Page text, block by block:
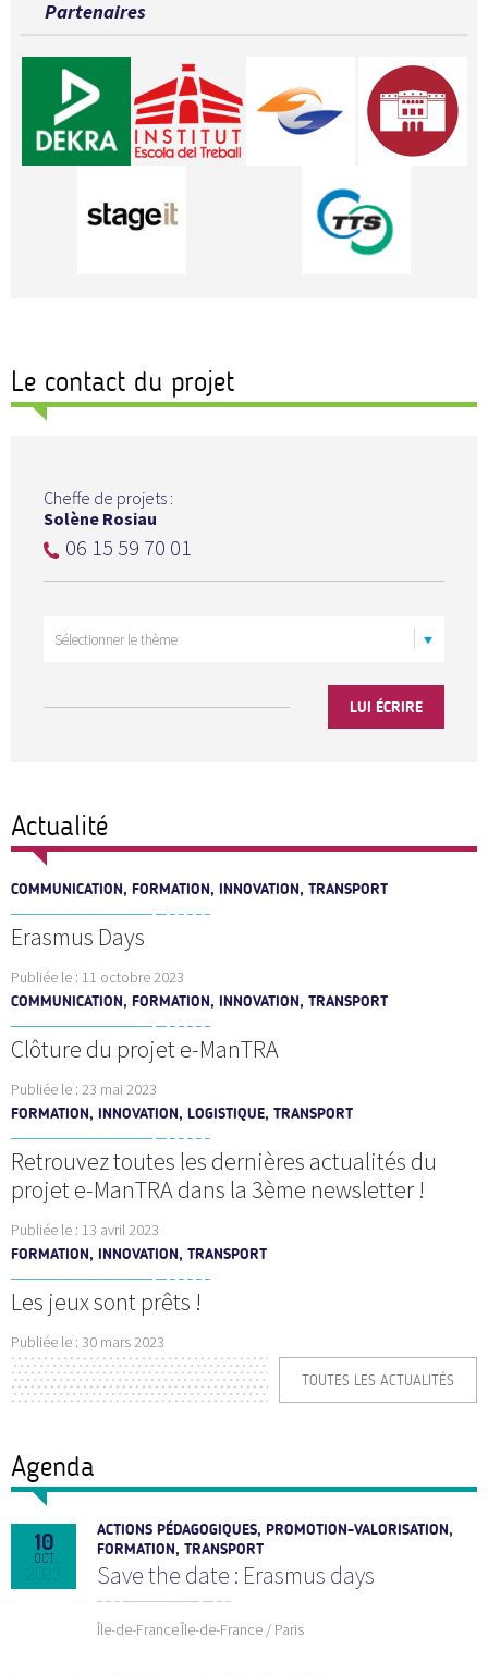
Partenaires
Le contact du projet
Cheffe de projets :
Solène Rosiau
06 15 59 70 01
LUI ÉCRIRE
Actualité
COMMUNICATION, FORMATION, INNOVATION, TRANSPORT
Erasmus Days
Publiée le : 11 octobre 2023
COMMUNICATION, FORMATION, INNOVATION, TRANSPORT
Clôture du projet e-ManTRA
Publiée le : 23 mai 2023
FORMATION, INNOVATION, LOGISTIQUE, TRANSPORT
Retrouvez toutes les dernières actualités du
projet e-ManTRA dans la 3ème newsletter !
Publiée le : 13 avril 2023
FORMATION, INNOVATION, TRANSPORT
Les jeux sont prêts !
Publiée le : 30 mars 2023
TOUTES LES ACTUALITÉS
Agenda
10
OCT
ACTIONS PÉDAGOGIQUES, PROMOTION-VALORISATION,
FORMATION, TRANSPORT
Save the date : Erasmus days
Île-de-FranceÎle-de-France / Paris